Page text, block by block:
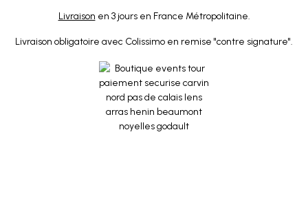
Livraison en 3 jours en France Métropolitaine.
Livraison obligatoire avec Colissimo en remise "contre signature".